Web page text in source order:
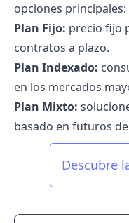
opciones principales:
Plan Fijo: precio fijo
contratos a plazo.
Plan Indexado:
en los mercados
Plan Mixto:
basado en futuros
Descubre